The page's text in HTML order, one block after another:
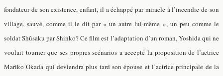
fondateur de son existence, enfant, il a échappé par miracle à l’incendie de son
village, sauvé, comme il le dit par « un autre lui-même », un peu comme le
soldat Shûsaku par Shinko? Ce film est l’adaptation d’un roman, Yoshida qui ne
voulait tourner que ses propres scénarios a accepté la proposition de l’actrice
Mariko Okada qui deviendra plus tard son épouse et l’actrice principale de la